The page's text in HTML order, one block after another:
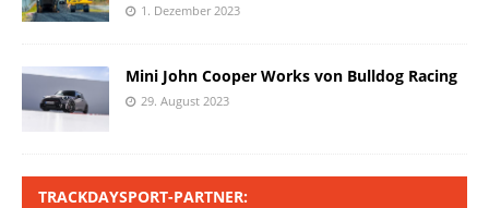
1. Dezember 2023
Mini John Cooper Works von Bulldog Racing
29. August 2023
TRACKDAYSPORT-PARTNER: